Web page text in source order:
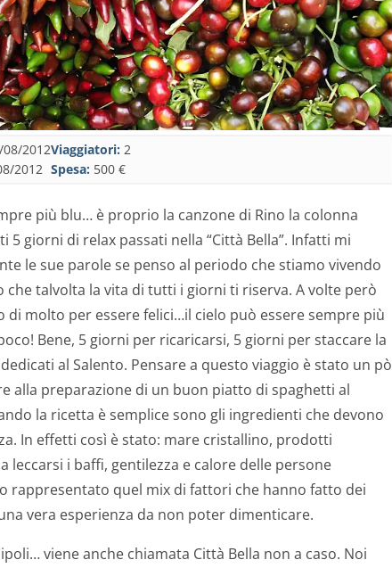
08/2012
2012
Viaggiatori: 2
Spesa: 500 €
più blu… è proprio la canzone di Rino la colonna
5 giorni di relax passati nella “Città Bella”. Infatti mi
le sue parole se penso al periodo che stiamo vivendo
che talvolta la vita di tutti i giorni ti riserva. A volte però
di molto per essere felici…il cielo può essere sempre più
Bene, 5 giorni per ricaricarsi, 5 giorni per staccare la
al Salento. Pensare a questo viaggio è stato un pò
alla preparazione di un buon piatto di spaghetti al
la ricetta è semplice sono gli ingredienti che devono
In effetti così è stato: mare cristallino, prodotti
leccarsi i baffi, gentilezza e calore delle persone
rappresentato quel mix di fattori che hanno fatto dei
vera esperienza da non poter dimenticare.
viene anche chiamata Città Bella non a caso. Noi